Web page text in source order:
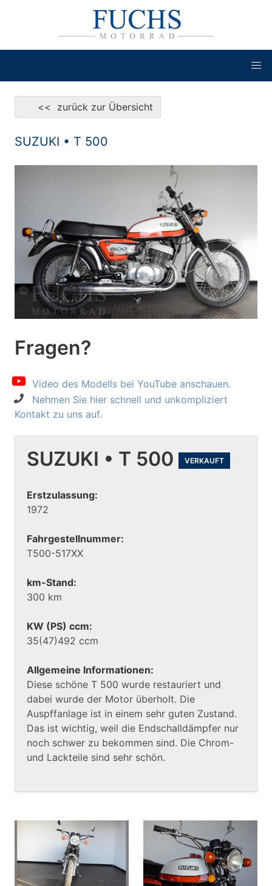
<< zurück zur Übersicht
SUZUKI • T 500
Fragen?
Video des Modells bei YouTube anschauen.
Nehmen Sie hier schnell und unkompliziert
Kontakt zu uns auf.
SUZUKI • T 500 VERKAUFT
Erstzulassung:
1972
Fahrgestellnummer:
T500-517XX
km-Stand:
300 km
KW (PS) ccm:
35(47)492 ccm
Allgemeine Informationen:
Diese schöne T 500 wurde restauriert und
dabei wurde der Motor überholt. Die
Auspffanlage ist in einem sehr guten Zustand.
Das ist wichtig, weil die Endschalldämpfer nur
noch schwer zu bekommen sind. Die Chrom-
und Lackteile sind sehr schön.